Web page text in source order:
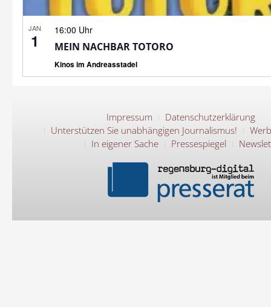
JAN
1
16:00 Uhr
MEIN NACHBAR TOTORO
Kinos im Andreasstadel
Impressum
Datenschutzerklärung
Unterstützen Sie unabhängigen Journalismus!
In eigener Sache
Pressespiegel